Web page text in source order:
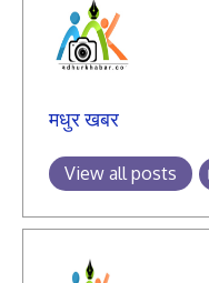
मधुर खबर
View all posts